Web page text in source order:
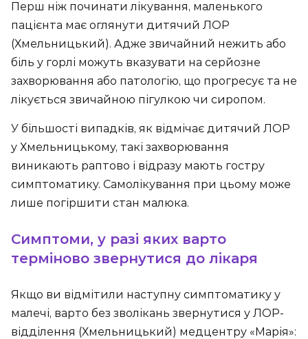
Перш ніж починати лікування, маленького
пацієнта має оглянути дитячий ЛОР
(Хмельницький). Адже звичайний нежить або
біль у горлі можуть вказувати на серйозне
захворювання або патологію, що прогресує та не
лікується звичайною пігулкою чи сиропом.
У більшості випадків, як відмічає дитячий ЛОР
у Хмельницькому, такі захворювання
виникають раптово і відразу мають гостру
симптоматику. Самолікування при цьому може
лише погіршити стан малюка.
Симптоми, у разі яких варто
терміново звернутися до лікаря
Якщо ви відмітили наступну симптоматику у
малечі, варто без зволікань звернутися у ЛОР-
відділення (Хмельницький) медцентру «Марія»: